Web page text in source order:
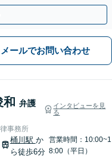
無料】
メールでお問い合わせ
和 弁護
インタビューを見
る
事務所
桶川駅 か
ら徒歩6分
営業時間：10:00~1
8:00（平日）